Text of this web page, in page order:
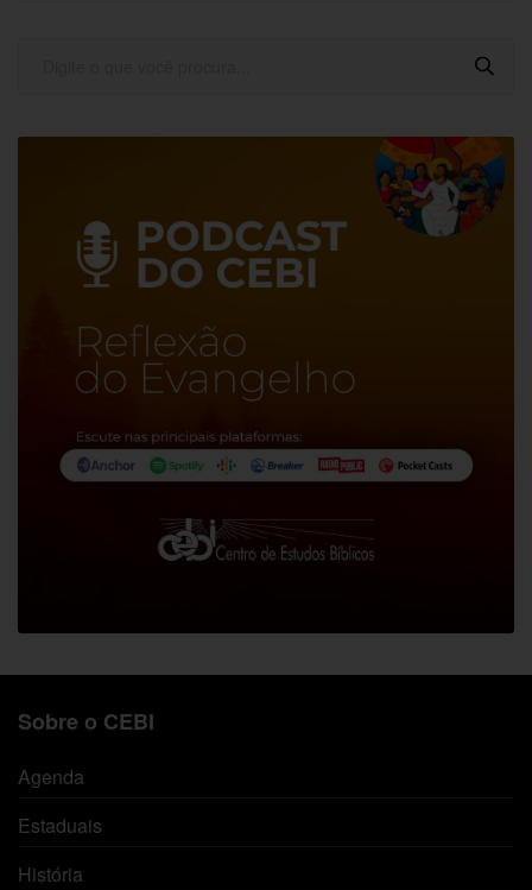
Sobre o CEBI
Agenda
Estaduais
História